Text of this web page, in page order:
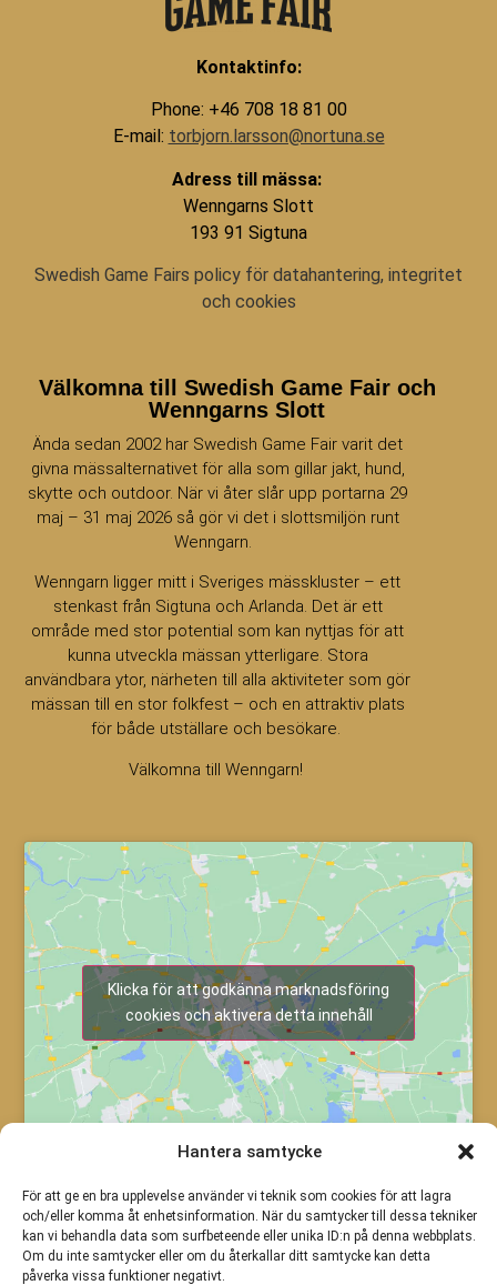
Hantera samtycke
För att ge en bra upplevelse använder vi teknik som cookies för att lagra
och/eller komma åt enhetsinformation. När du samtycker till dessa tekniker
kan vi behandla data som surfbeteende eller unika ID:n på denna webbplats.
Om du inte samtycker eller om du återkallar ditt samtycke kan detta
påverka vissa funktioner negativt.
Kontaktinfo:
Phone: +46 708 18 81 00
E-mail: torbjorn.larsson@nortuna.se
Adress till mässa:
Wenngarns Slott
193 91 Sigtuna
Swedish Game Fairs policy för datahantering, integritet
och cookies
Välkomna till Swedish Game Fair och
Wenngarns Slott
Ända sedan 2002 har Swedish Game Fair varit det
givna mässalternativet för alla som gillar jakt, hund,
skytte och outdoor. När vi åter slår upp portarna 29
maj – 31 maj 2026 så gör vi det i slottsmiljön runt
Wenngarn.
Wenngarn ligger mitt i Sveriges mässkluster – ett
stenkast från Sigtuna och Arlanda. Det är ett
område med stor potential som kan nyttjas för att
kunna utveckla mässan ytterligare. Stora
användbara ytor, närheten till alla aktiviteter som gör
mässan till en stor folkfest – och en attraktiv plats
för både utställare och besökare.
Välkomna till Wenngarn!
Klicka för att godkänna marknadsföring
cookies och aktivera detta innehåll